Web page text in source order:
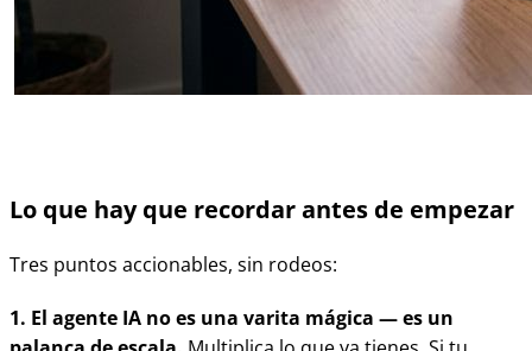
Lo que hay que recordar antes de empezar
Tres puntos accionables, sin rodeos:
1. El agente IA no es una varita mágica — es un